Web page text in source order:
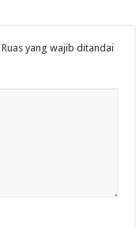
Ruas yang wajib ditandai